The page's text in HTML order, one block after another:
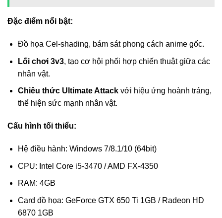
Đặc điểm nổi bật:
Đồ họa Cel-shading, bám sát phong cách anime gốc.
Lối chơi 3v3, tạo cơ hội phối hợp chiến thuật giữa các
nhân vật.
Chiêu thức Ultimate Attackvới hiệu ứng hoành tráng,
thể hiện sức mạnh nhân vật.
Cấu hình tối thiểu:
Hệ điều hành: Windows 7/8.1/10 (64bit)
CPU: Intel Core i5-3470 / AMD FX-4350
RAM: 4GB
Card đồ họa: GeForce GTX 650 Ti 1GB / Radeon HD
6870 1GB